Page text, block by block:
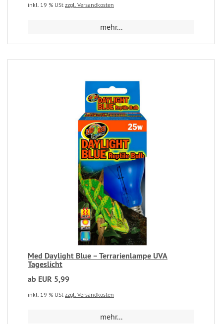
inkl. 19 % USt zzgl. Versandkosten
mehr...
Med Daylight Blue – Terrarienlampe UVA
Tageslicht
ab EUR 5,99
inkl. 19 % USt zzgl. Versandkosten
mehr...